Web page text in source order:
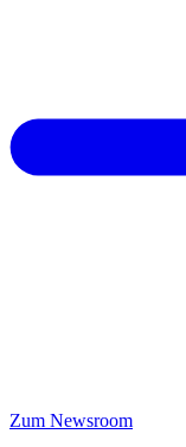
Zum Newsroom